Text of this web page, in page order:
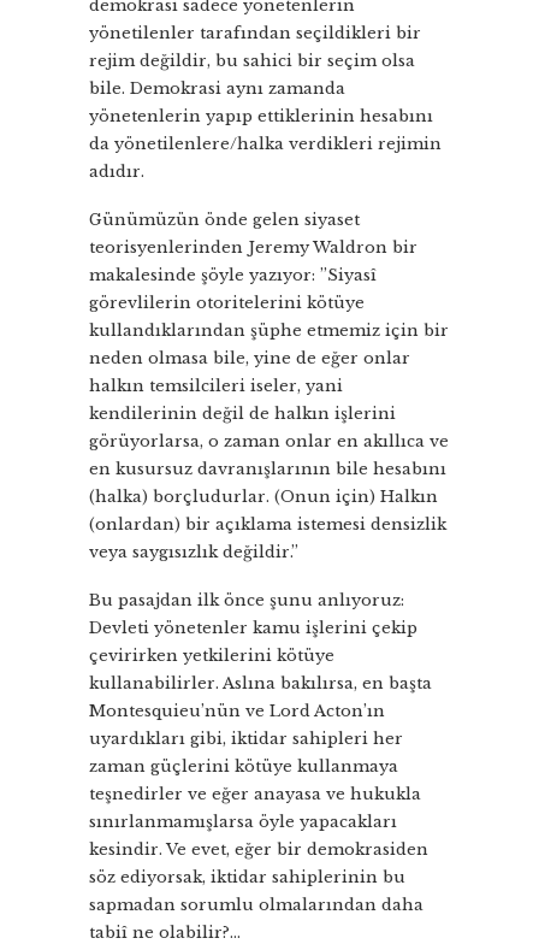
demokrasi sadece yönetenlerin
yönetilenler tarafından seçildikleri bir
rejim değildir, bu sahici bir seçim olsa
bile. Demokrasi aynı zamanda
yönetenlerin yapıp ettiklerinin hesabını
da yönetilenlere/halka verdikleri rejimin
adıdır.
Günümüzün önde gelen siyaset
teorisyenlerinden Jeremy Waldron bir
makalesinde şöyle yazıyor: ”Siyasî
görevlilerin otoritelerini kötüye
kullandıklarından şüphe etmemiz için bir
neden olmasa bile, yine de eğer onlar
halkın temsilcileri iseler, yani
kendilerinin değil de halkın işlerini
görüyorlarsa, o zaman onlar en akıllıca ve
en kusursuz davranışlarının bile hesabını
(halka) borçludurlar. (Onun için) Halkın
(onlardan) bir açıklama istemesi densizlik
veya saygısızlık değildir.”
Bu pasajdan ilk önce şunu anlıyoruz:
Devleti yönetenler kamu işlerini çekip
çevirirken yetkilerini kötüye
kullanabilirler. Aslına bakılırsa, en başta
Montesquieu’nün ve Lord Acton’ın
uyardıkları gibi, iktidar sahipleri her
zaman güçlerini kötüye kullanmaya
teşnedirler ve eğer anayasa ve hukukla
sınırlanmamışlarsa öyle yapacakları
kesindir. Ve evet, eğer bir demokrasiden
söz ediyorsak, iktidar sahiplerinin bu
sapmadan sorumlu olmalarından daha
tabiî ne olabilir?…